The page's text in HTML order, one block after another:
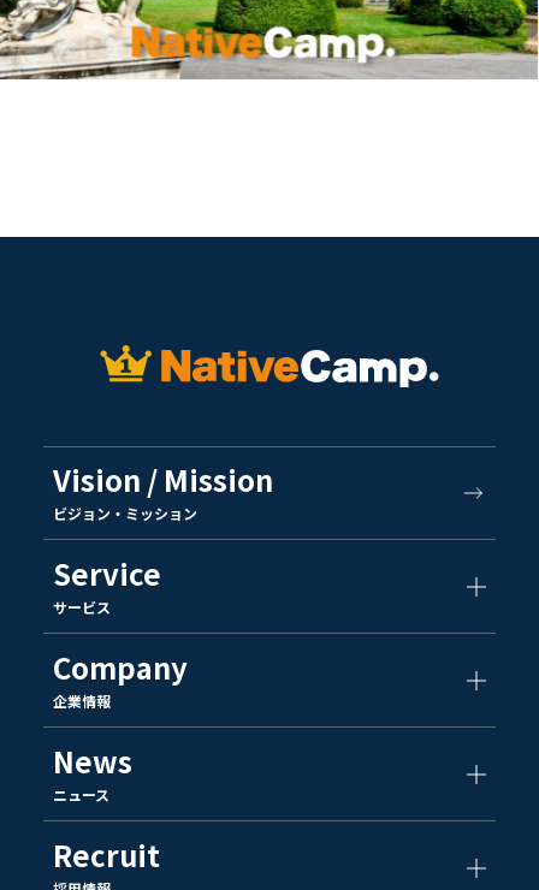
Vision / Mission
ビジョン・ミッション
Service
サービス
Company
企業情報
News
ニュース
Recruit